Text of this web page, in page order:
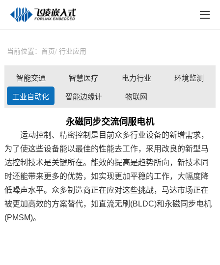
技术与支持
在线文档
方案定制
关于飞凌
天猫商城
淘宝商城
新闻中心
在线购买
当前位置： 首页 行业应用
智能交通 智慧医疗 电力行业 环境监测
工业自动化 智能边缘计
算
物联网
永磁同步交流伺服电机
运动控制、精密控制是目前众多行业设备的新增需求，
为了使这些设备能以最佳的性能去工作，采用改良的新型马
达控制技术是关键所在。能效的提高是趋势所向，新技术同
时还能带来更多的优势，如实现更加平稳的工作，大幅度降
低噪声水平。众多制造商正在应对这些挑战，马达市场正在
被更加高效的方案替代，如直流无刷(BLDC)和永磁同步电机
(PMSM)。